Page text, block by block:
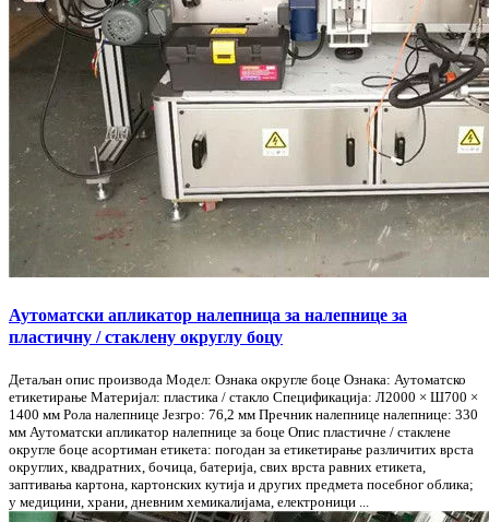
Аутоматски апликатор налепница за налепнице за
пластичну / стаклену округлу боцу
Детаљан опис производа Модел: Ознака округле боце Ознака: Аутоматско
етикетирање Материјал: пластика / стакло Спецификација: Л2000 × Ш700 ×
1400 мм Рола налепнице Језгро: 76,2 мм Пречник налепнице налепнице: 330
мм Аутоматски апликатор налепнице за боце Опис пластичне / стаклене
округле боце асортиман етикета: погодан за етикетирање различитих врста
округлих, квадратних, бочица, батерија, свих врста равних етикета,
заптивања картона, картонских кутија и других предмета посебног облика;
у медицини, храни, дневним хемикалијама, електроници ...